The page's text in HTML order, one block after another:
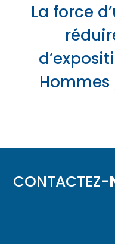
La force
CONTACTEZ-